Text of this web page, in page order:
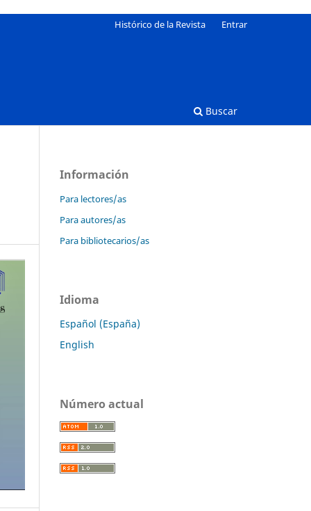
Buscar
Histórico de la Revista Entrar
Información
Para lectores/as
Para autores/as
Para bibliotecarios/as
Idioma
Español (España)
English
Número actual